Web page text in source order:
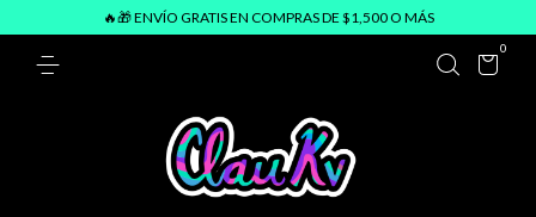
🔥🎁 ENVÍO GRATIS EN COMPRAS DE $1,500 O MÁS
0